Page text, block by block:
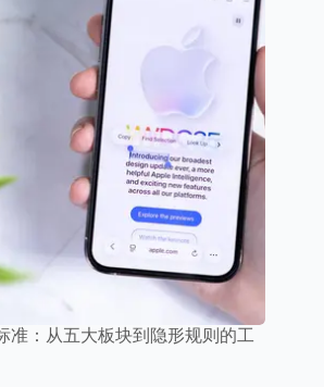
准：从五大板块到隐形规则的工